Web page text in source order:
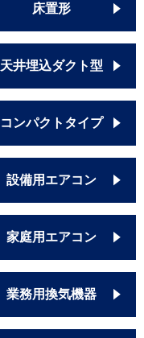
床置形
天井埋込ダクト型
コンパクトタイプ
設備用エアコン
家庭用エアコン
業務用換気機器